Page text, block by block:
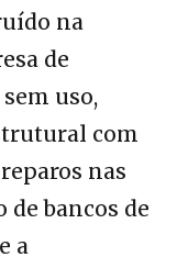
na
de
uso,
com
nas
bancos de
a